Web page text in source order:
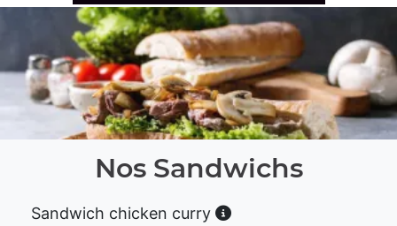
Nos Sandwichs
Sandwich chicken curry